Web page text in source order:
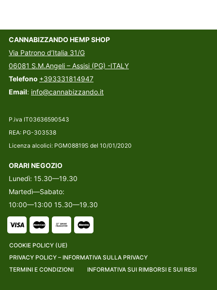
CANNABIZZANDO HEMP SHOP
Via Patrono d’Italia 31/G
06081 S.M.Angeli – Assisi (PG) -ITALY
Telefono +393331814947
Email: info@cannabizzando.it
P.iva IT03636590543
REA: PG-303538
Licenza alcolici: PGM08819S del 10/01/2020
ORARI NEGOZIO
Lunedì: 15.30—19.30
Martedì—Sabato:
10:00—13:00 15.30—19.30
COOKIE POLICY (UE)
PRIVACY POLICY – INFORMATIVA SULLA PRIVACY
TERMINI E CONDIZIONI
INFORMATIVA SUI RIMBORSI E SUI RESI